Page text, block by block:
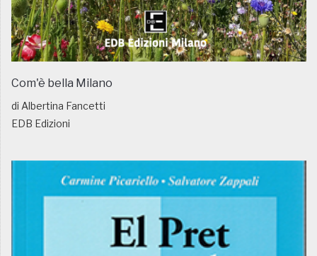
Com'è bella Milano
di Albertina Fancetti
EDB Edizioni